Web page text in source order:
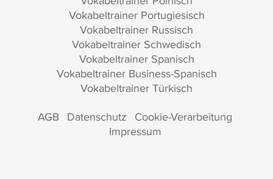
Vokabeltrainer Portugiesisch
Vokabeltrainer Russisch
Vokabeltrainer Schwedisch
Vokabeltrainer Spanisch
Vokabeltrainer Business-Spanisch
Vokabeltrainer Türkisch
AGB Datenschutz Cookie-Verarbeitung
Impressum